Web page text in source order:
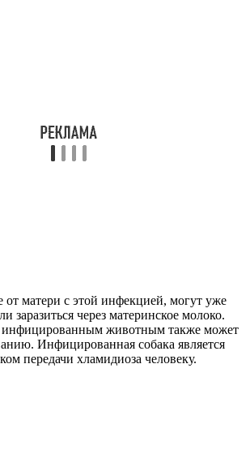
матери с этой инфекцией, могут уже
заразиться через материнское молоко.
инфицированным животным также может
Инфицированная собака является
передачи хламидиоза человеку.